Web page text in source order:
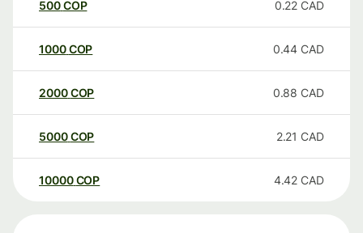
500COP 0.22 CAD
1000COP 0.44 CAD
2000COP 0.88 CAD
5000COP 2.21 CAD
10000 COP 4.42 CAD